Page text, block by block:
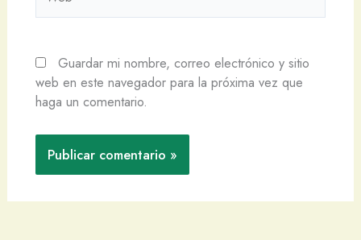
Guardar mi nombre, correo electrónico y sitio
web en este navegador para la próxima vez que
haga un comentario.